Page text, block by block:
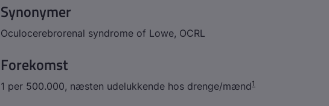
Synonymer
Oculocerebrorenal syndrome of Lowe, OCRL
Forekomst
1 per 500.000, næsten udelukkende hos drenge/mænd1